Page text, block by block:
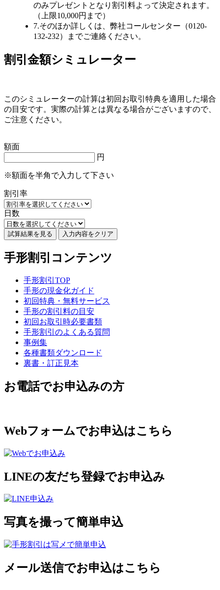
のみプレゼントとなり割引料よって決定されます。
（上限10,000円まで）
7.そのほか詳しくは、弊社コールセンター（0120-
132-232）までご連絡ください。
割引金額シミュレーター
このシミュレーターの計算は初回お取引特典を適用した場合
の目安です。実際の計算とは異なる場合がございますので、
ご注意ください。
額面
円
※額面を半角で入力して下さい
割引率
日数
手形割引コンテンツ
手形割引TOP
手形の現金化ガイド
初回特典・無料サービス
手形の割引料の目安
初回お取引時必要書類
手形割引のよくある質問
事例集
各種書類ダウンロード
裏書・訂正見本
お電話でお申込みの方
Webフォームでお申込はこちら
LINEの友だち登録でお申込み
写真を撮って簡単申込
メール送信でお申込はこちら